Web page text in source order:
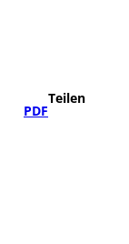
PDF
Teilen